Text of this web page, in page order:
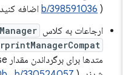
b/398591036
ارجاعات به کلاس